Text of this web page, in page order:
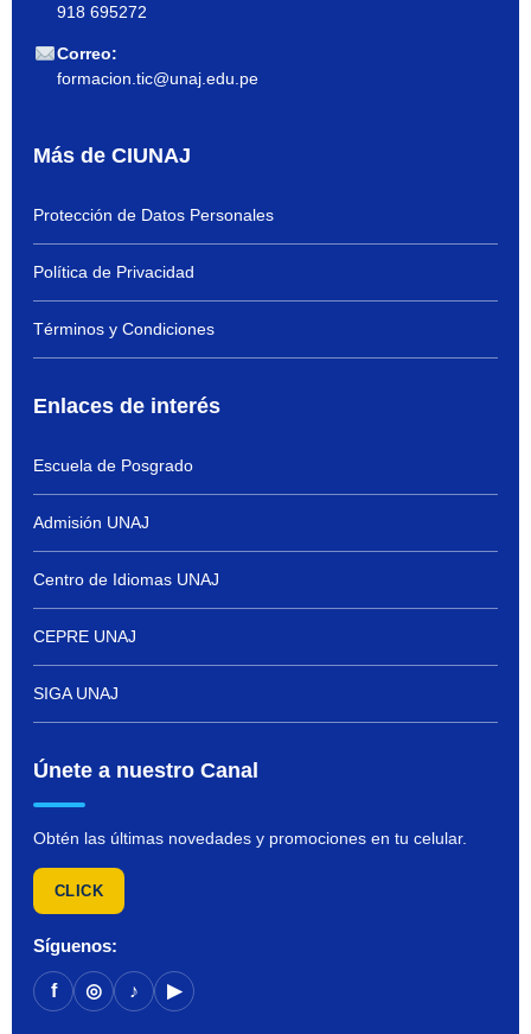
918 695272
Correo:
formacion.tic@unaj.edu.pe
Más de CIUNAJ
Protección de Datos Personales
Política de Privacidad
Términos y Condiciones
Enlaces de interés
Escuela de Posgrado
Admisión UNAJ
Centro de Idiomas UNAJ
CEPRE UNAJ
SIGA UNAJ
Únete a nuestro Canal
Obtén las últimas novedades y promociones en tu celular.
CLICK
Síguenos:
f ◎ ♪ ▶